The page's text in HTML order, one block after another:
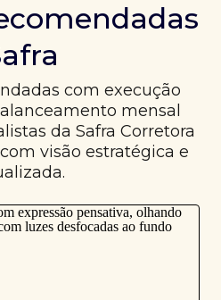
com execução
mensal
da Safra Corretora
visão estratégica e